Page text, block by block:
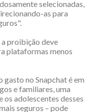
selecionadas,
as para
proibição deve
plataformas menos
no Snapchat é em
e familiares, uma
adolescentes desses
seguros – pode